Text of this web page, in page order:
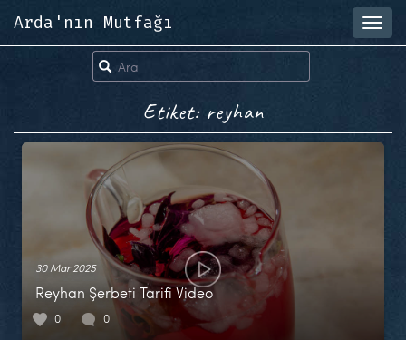
Arda'nın Mutfağı
Etiket: reyhan
30 Mar 2025
Reyhan Şerbeti Tarifi Video
0 0